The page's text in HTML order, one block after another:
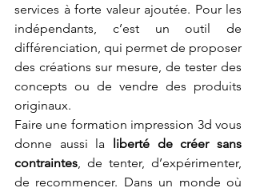
services à forte valeur ajoutée. Pour les
indépendants, c’est un outil de
différenciation, qui permet de proposer
des créations sur mesure, de tester des
concepts ou de vendre des produits
originaux.
Faire une formation impression 3d vous
donne aussi la liberté de créer sans
contraintes, de tenter, d’expérimenter,
de recommencer. Dans un monde où